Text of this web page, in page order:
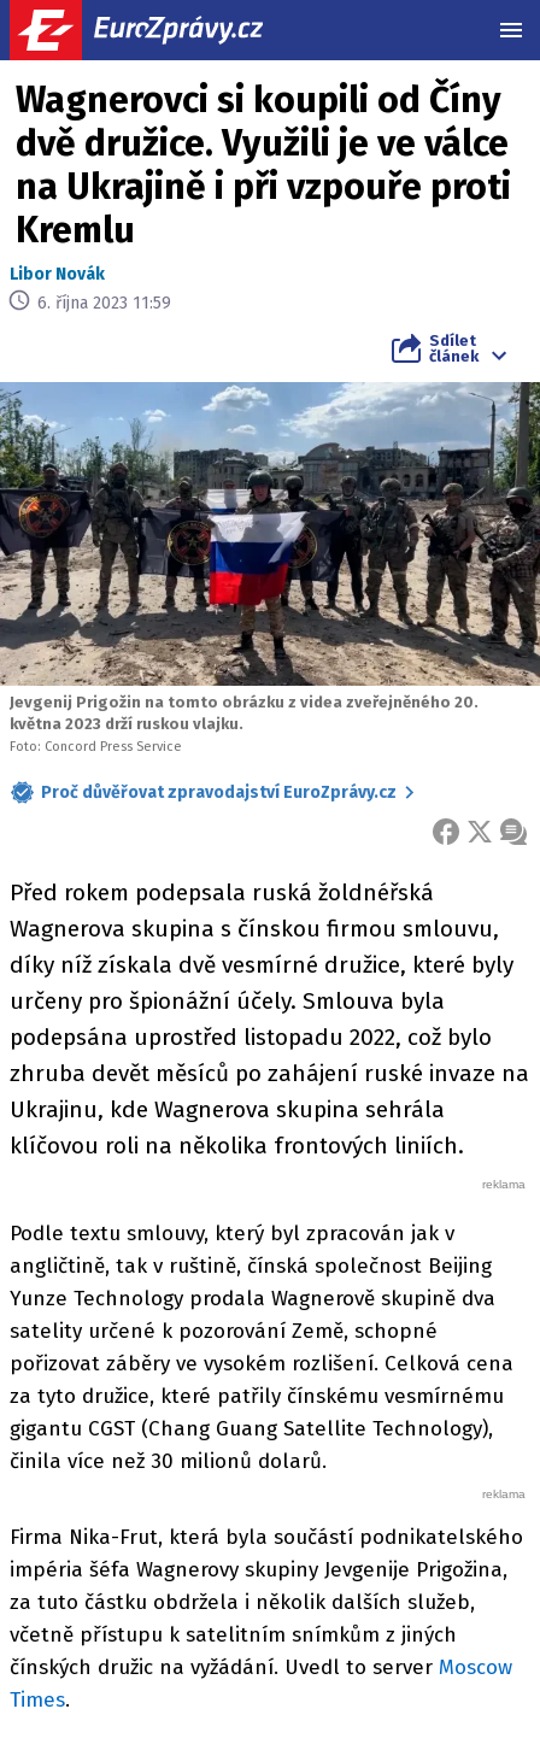
Wagnerovci si koupili od Číny
dvě družice. Využili je ve válce
na Ukrajině i při vzpouře proti
Kremlu
Libor Novák
6. října 2023 11:59
Sdílet
článek
Jevgenij Prigožin na tomto obrázku z videa zveřejněného 20.
května 2023 drží ruskou vlajku.
Foto: Concord Press Service
Proč důvěřovat zpravodajství EuroZprávy.cz
FACEBOOK
X
Před rokem podepsala ruská žoldnéřská
Wagnerova skupina s čínskou firmou smlouvu,
díky níž získala dvě vesmírné družice, které byly
určeny pro špionážní účely. Smlouva byla
podepsána uprostřed listopadu 2022, což bylo
zhruba devět měsíců po zahájení ruské invaze na
Ukrajinu, kde Wagnerova skupina sehrála
klíčovou roli na několika frontových liniích.
Podle textu smlouvy, který byl zpracován jak v
angličtině, tak v ruštině, čínská společnost Beijing
Yunze Technology prodala Wagnerově skupině dva
satelity určené k pozorování Země, schopné
pořizovat záběry ve vysokém rozlišení. Celková cena
za tyto družice, které patřily čínskému vesmírnému
gigantu CGST (Chang Guang Satellite Technology),
činila více než 30 milionů dolarů.
Firma Nika-Frut, která byla součástí podnikatelského
impéria šéfa Wagnerovy skupiny Jevgenije Prigožina,
za tuto částku obdržela i několik dalších služeb,
včetně přístupu k satelitním snímkům z jiných
čínských družic na vyžádání. Uvedl to server Moscow
Times.